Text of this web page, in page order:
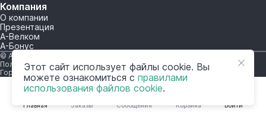
Главная Войти
Заказы Сообщения Корзина
Компания
О компании
Презентация
А-Велком
А-Бонус
© A-AC.RU 2015-2026. Все права защищены.
Политика обработки персональных данных
Горячая линия корпоративного регулирования и контроля
Этот сайт использует файлы cookie. Вы
можете ознакомиться с правилами
использования файлов cookie.